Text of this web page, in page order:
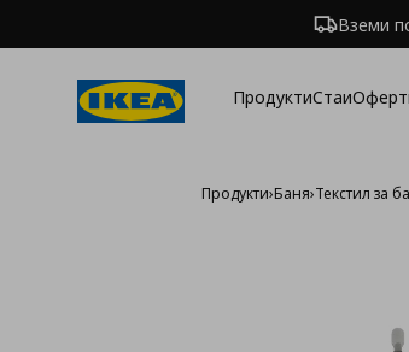
Вземи
ПродуктиСтаи
Продукти›Баня›Текстил за